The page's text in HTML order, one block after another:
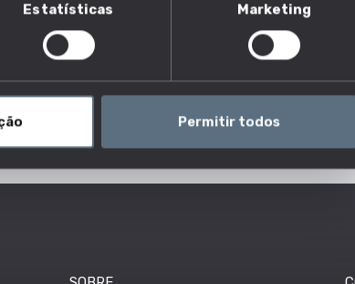
Estatísticas Marketing
Permitir todos